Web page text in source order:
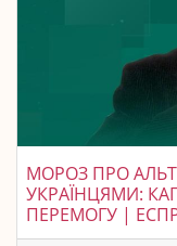
МОРОЗ ПРО
УКРАЇНЦЯМИ:
ПЕРЕМОГУ |